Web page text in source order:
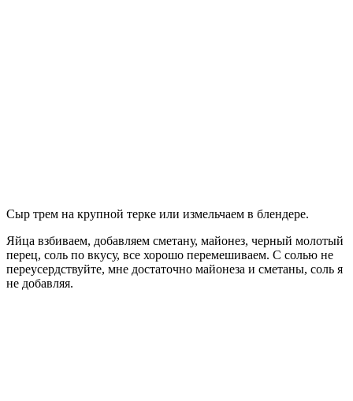
Сыр трем на крупной терке или измельчаем в блендере.
Яйца взбиваем, добавляем сметану, майонез, черный молотый
перец, соль по вкусу, все хорошо перемешиваем. С солью не
переусердствуйте, мне достаточно майонеза и сметаны, соль я
не добавляя.